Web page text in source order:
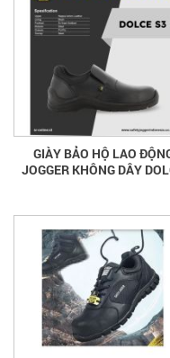
GIÀY BẢO HỘ LAO
JOGGER KHÔNG DÂY